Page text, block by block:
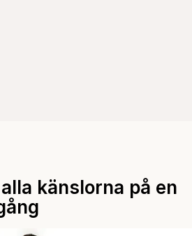
känslorna på en